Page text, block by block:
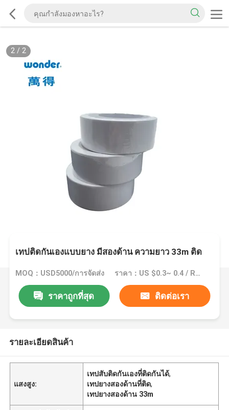
2/ 2
เทปติดกันเองแบบยาง มีสองด้าน ความยาว 33m ติด
MOQ：USD5000/การจัดส่ง ราคา：US $0.3~ 0.4 / Roll
ราคาถูกที่สุด ติดต่อเรา
รายละเอียดสินค้า
แสงสูง:
เทปสับติดกันเองที่ติดกันได้,
เทปยางสองด้านที่ติด,
เทปยางสองด้าน 33m